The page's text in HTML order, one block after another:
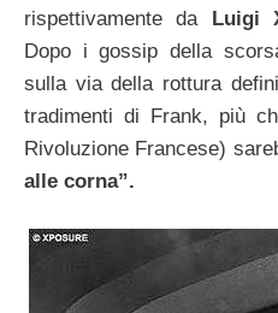
rispettivamente da Luigi
Dopo i gossip della
sulla via della rottura
tradimenti di Frank, più
Rivoluzione Francese)
alle corna”.